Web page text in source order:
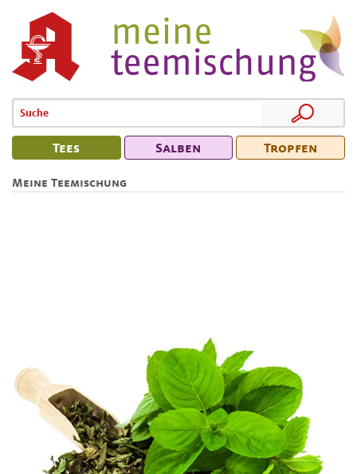
Tees Salben Tropfen
Meine Teemischung